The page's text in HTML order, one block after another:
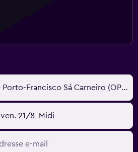
Porto, Portugal - Porto-Francisco Sá Carneiro (OPO)
ven. 21/8 Midi